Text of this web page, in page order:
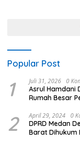
Popular Post
1 Juli 31, 2026 0
Asrul Hamdani
Rumah Besar
2 April 29, 2024 0
DPRD Medan
Barat Dihukum